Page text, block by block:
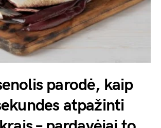
parodė, kaip
atpažinti